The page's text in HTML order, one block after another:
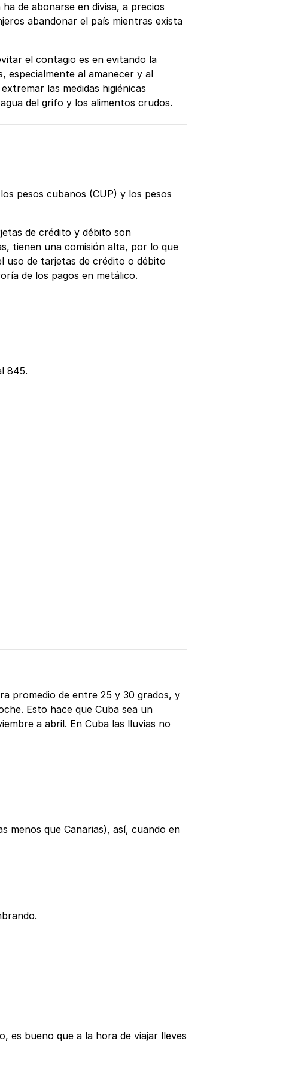
de abonarse en divisa, a precios
abandonar el país mientras exista
el contagio es en evitando la
especialmente al amanecer y al
las medidas higiénicas
del grifo y los alimentos crudos.
pesos cubanos (CUP) y los pesos
de crédito y débito son
tienen una comisión alta, por lo que
uso de tarjetas de crédito o débito
de los pagos en metálico.
845.
promedio de entre 25 y 30 grados, y
Esto hace que Cuba sea un
a abril. En Cuba las lluvias no
menos que Canarias), así, cuando en
es bueno que a la hora de viajar lleves